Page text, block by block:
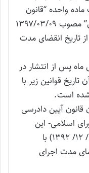
واحده “قانون
دائمی شدن قانون آیین دادرسی کیفری” مصوب ۱۳۹۷/۰۳/۰۹
تاریخ انقضای مدت
قانون شش‌ ماه پس از انتشار در
قوانین زیر با
آیین دادرسی
۰۹ مجلس شورای اسلامی- این
قانون، (آیین‌ دادرسی کیفری مصوب ۴ / ۱۲/ ۱۳۹۲) با
مدت اجرای